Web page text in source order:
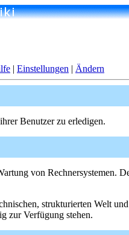
| Einstellungen | Ändern
Benutzer zu erledigen.
von Rechnersystemen.
strukturierten Welt
zur Verfügung stehen.